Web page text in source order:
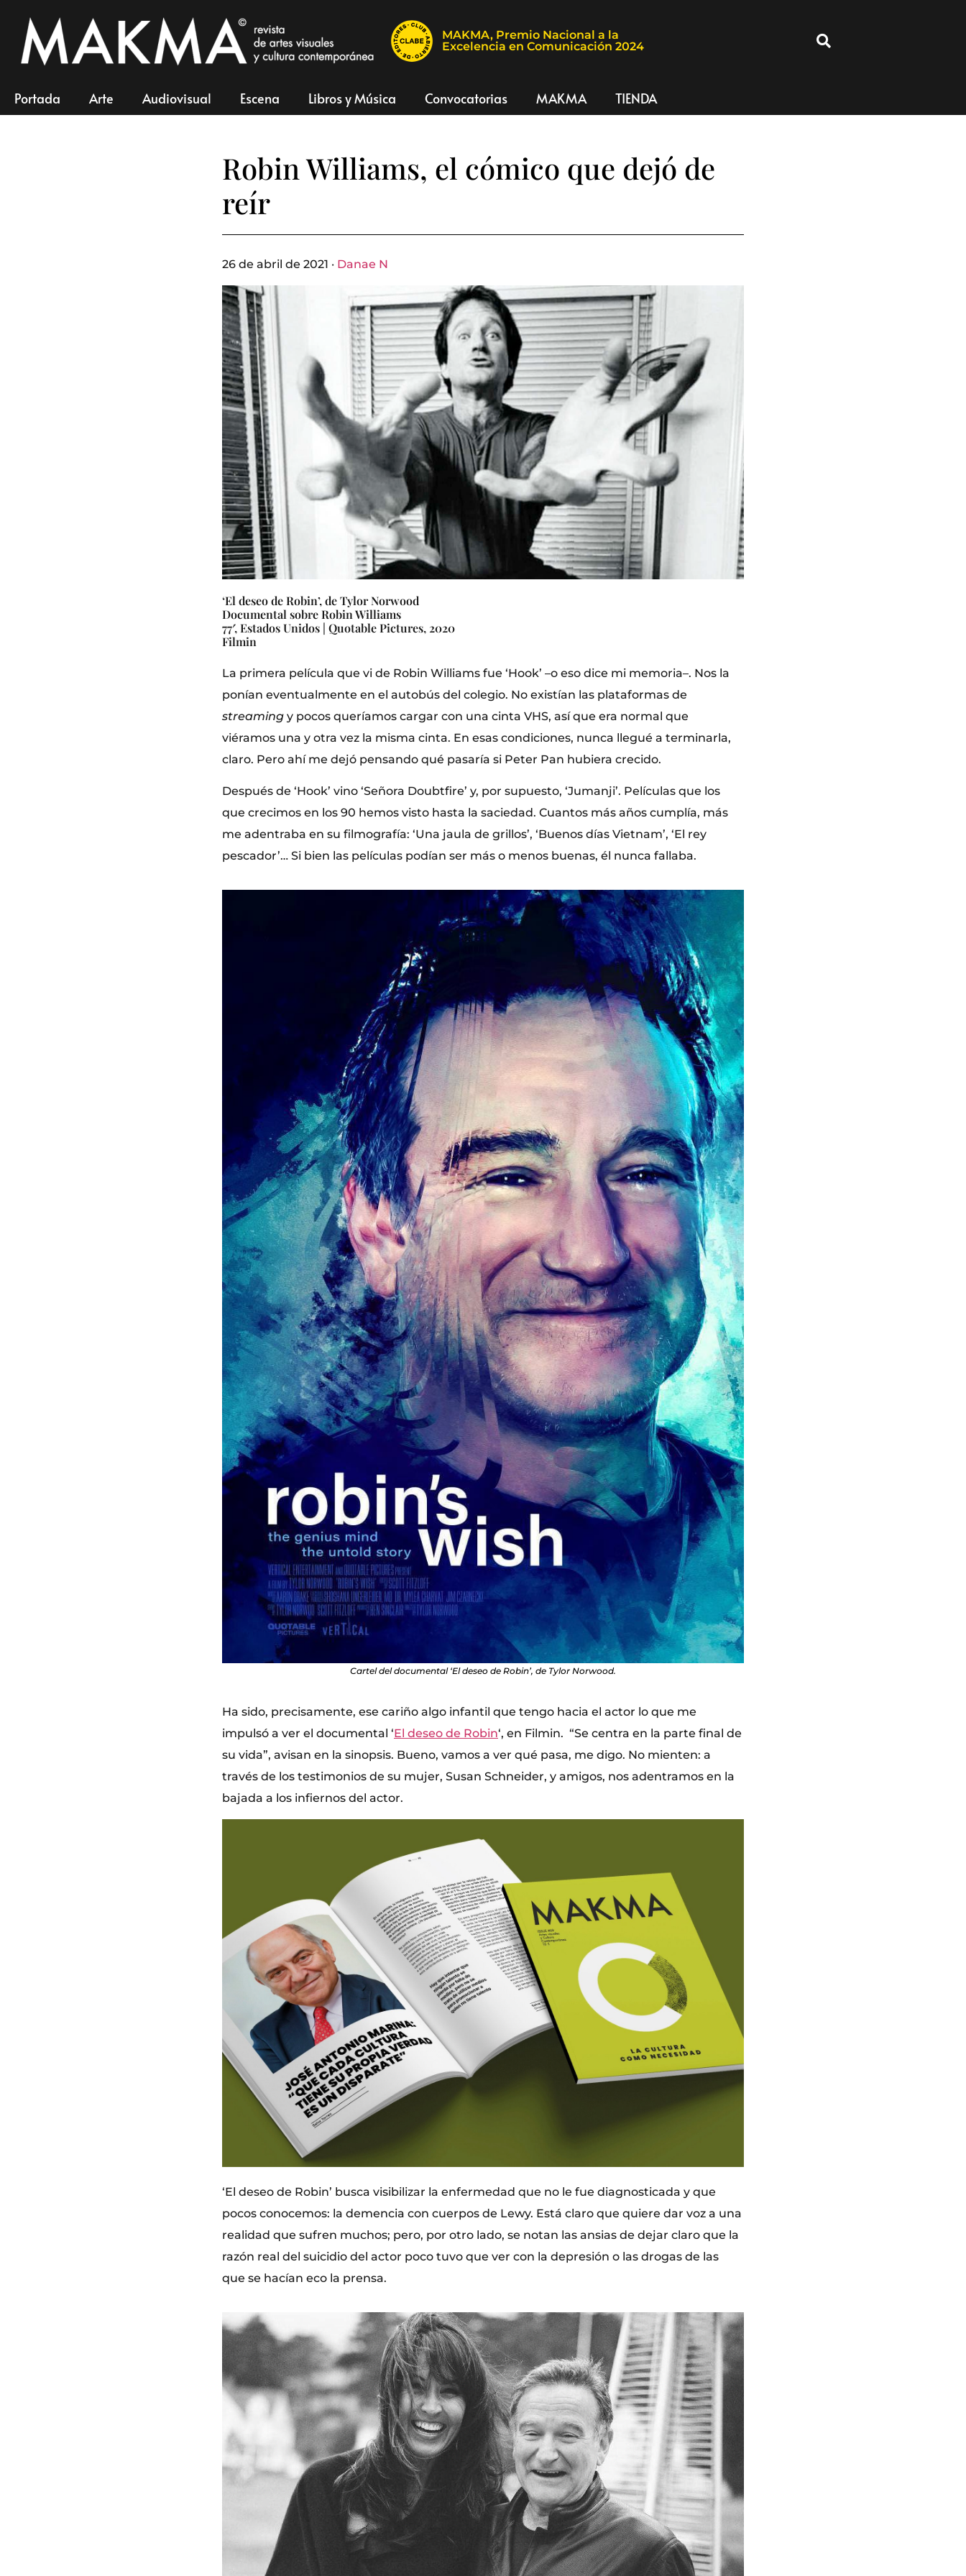
MAKMA, Premio Nacional a la
Excelencia en Comunicación 2024
Portada Arte Audiovisual Escena Libros y Música Convocatorias MAKMA TIENDA
Robin Williams, el cómico que dejó de
reír
26 de abril de 2021 · Danae N
‘El deseo de Robin’, de Tylor Norwood
Documental sobre Robin Williams
77′, Estados Unidos | Quotable Pictures, 2020
Filmin
La primera película que vi de Robin Williams fue ‘Hook’ –o eso dice mi memoria–. Nos la
ponían eventualmente en el autobús del colegio. No existían las plataformas de
streaming y pocos queríamos cargar con una cinta VHS, así que era normal que
viéramos una y otra vez la misma cinta. En esas condiciones, nunca llegué a terminarla,
claro. Pero ahí me dejó pensando qué pasaría si Peter Pan hubiera crecido.
Después de ‘Hook’ vino ‘Señora Doubtfire’ y, por supuesto, ‘Jumanji’. Películas que los
que crecimos en los 90 hemos visto hasta la saciedad. Cuantos más años cumplía, más
me adentraba en su filmografía: ‘Una jaula de grillos’, ‘Buenos días Vietnam’, ‘El rey
pescador’… Si bien las películas podían ser más o menos buenas, él nunca fallaba.
Cartel del documental ‘El deseo de Robin’, de Tylor Norwood.
Ha sido, precisamente, ese cariño algo infantil que tengo hacia el actor lo que me
impulsó a ver el documental ‘El deseo de Robin‘, en Filmin. “Se centra en la parte final de
su vida”, avisan en la sinopsis. Bueno, vamos a ver qué pasa, me digo. No mienten: a
través de los testimonios de su mujer, Susan Schneider, y amigos, nos adentramos en la
bajada a los infiernos del actor.
‘El deseo de Robin’ busca visibilizar la enfermedad que no le fue diagnosticada y que
pocos conocemos: la demencia con cuerpos de Lewy. Está claro que quiere dar voz a una
realidad que sufren muchos; pero, por otro lado, se notan las ansias de dejar claro que la
razón real del suicidio del actor poco tuvo que ver con la depresión o las drogas de las
que se hacían eco la prensa.